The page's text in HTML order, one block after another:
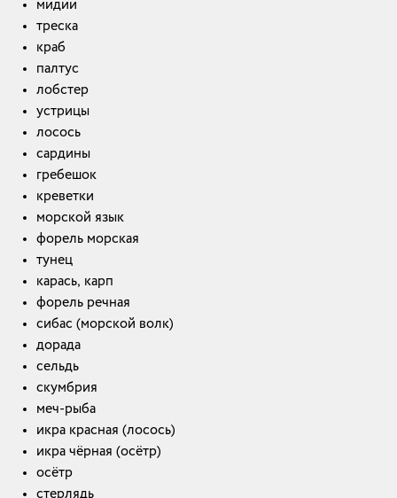
мидии
треска
краб
палтус
лобстер
устрицы
лосось
сардины
гребешок
креветки
морской язык
форель морская
тунец
карась, карп
форель речная
сибас (морской волк)
дорада
сельдь
скумбрия
меч-рыба
икра красная (лосось)
икра чёрная (осётр)
осётр
стерлядь